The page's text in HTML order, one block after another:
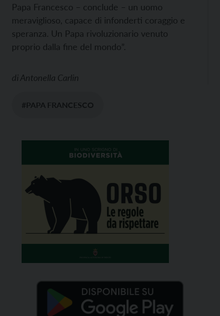
Papa Francesco – conclude – un uomo
meraviglioso, capace di infonderti coraggio e
speranza. Un Papa rivoluzionario venuto
proprio dalla fine del mondo”.
diAntonella Carlin
#PAPA FRANCESCO